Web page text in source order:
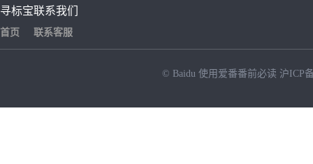
寻标宝
首页
联系我们
联系客服
© Baidu 使用爱番番前必读 沪ICP